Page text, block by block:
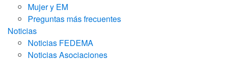
Mujer y EM
Preguntas más frecuentes
Noticias
Noticias FEDEMA
Noticias Asociaciones